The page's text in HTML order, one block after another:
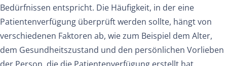
Bedürfnissen entspricht. Die Häufigkeit, in der eine
Patientenverfügung überprüft werden sollte, hängt von
verschiedenen Faktoren ab, wie zum Beispiel dem Alter,
dem Gesundheitszustand und den persönlichen Vorlieben